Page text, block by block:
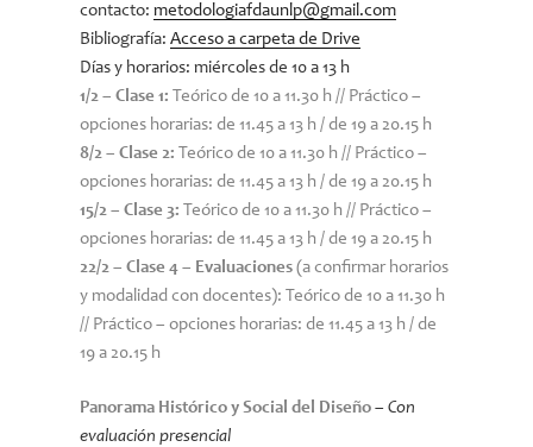
contacto:metodologiafdaunlp@gmail.com
Bibliografía:Acceso a carpeta de Drive
Días y horarios: miércoles de 10 a 13 h
1/2 – Clase 1: Teórico de 10 a 11.30 h // Práctico –
opciones horarias: de 11.45 a 13 h / de 19 a 20.15 h
8/2 – Clase 2: Teórico de 10 a 11.30 h // Práctico –
opciones horarias: de 11.45 a 13 h / de 19 a 20.15 h
15/2 – Clase 3: Teórico de 10 a 11.30 h // Práctico –
opciones horarias: de 11.45 a 13 h / de 19 a 20.15 h
22/2 – Clase 4 – Evaluaciones (a confirmar horarios
y modalidad con docentes): Teórico de 10 a 11.30 h
// Práctico – opciones horarias: de 11.45 a 13 h / de
19 a 20.15 h
Panorama Histórico y Social del Diseño –Con
evaluación presencial